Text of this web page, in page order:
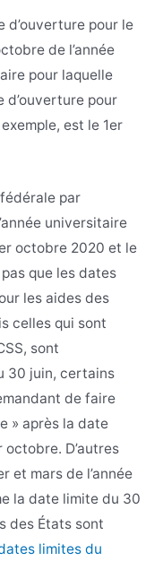
d’ouverture pour le
de l’année
pour laquelle
d’ouverture pour
est le 1er
par
universitaire
octobre 2020 et le
que les dates
les aides des
celles qui sont
sont
30 juin, certains
de faire
» après la date
octobre. D’autres
et mars de l’année
la date limite du 30
des États sont
limites du